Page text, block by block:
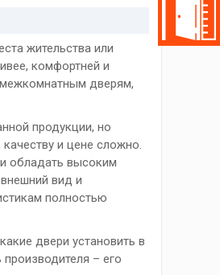
жительства или
комфортней и
межкомнатным дверям,
продукции, но
и цене сложно.
обладать высоким
вид и
полностью
двери установить в
– его